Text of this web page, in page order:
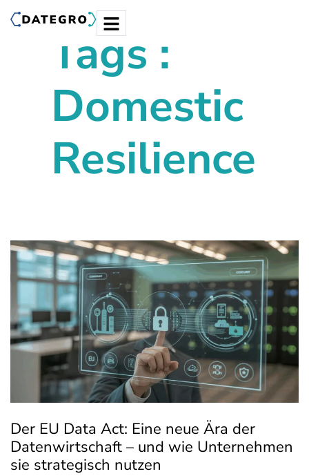
Tags :
Domestic
Resilience
Der EU Data Act: Eine neue Ära der
Datenwirtschaft – und wie Unternehmen
sie strategisch nutzen